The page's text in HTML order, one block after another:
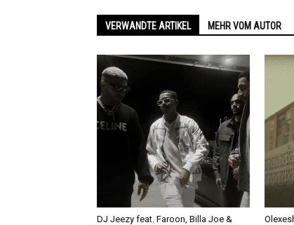
VERWANDTE ARTIKEL MEHR VOM AUTOR
DJ Jeezy feat. Faroon, Billa Joe &